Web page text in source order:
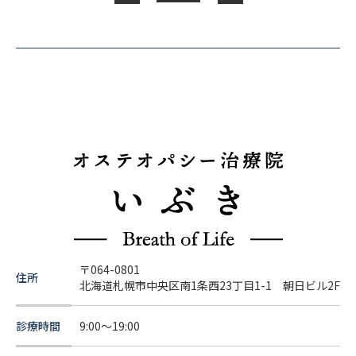
住所
〒064-0801
北海道札幌市中央区南1条西23丁目1-1 朝日ビル2F
診療時間 9:00～19:00